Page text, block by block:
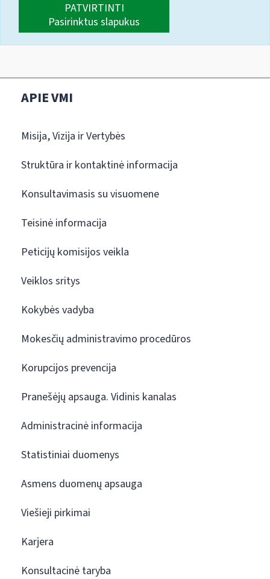
PATVIRTINTI
Pasirinktus slapukus
APIE VMI
Misija, Vizija ir Vertybės
Struktūra ir kontaktinė informacija
Konsultavimasis su visuomene
Teisinė informacija
Peticijų komisijos veikla
Veiklos sritys
Kokybės vadyba
Mokesčių administravimo procedūros
Korupcijos prevencija
Pranešėjų apsauga. Vidinis kanalas
Administracinė informacija
Statistiniai duomenys
Asmens duomenų apsauga
Viešieji pirkimai
Karjera
Konsultacinė taryba